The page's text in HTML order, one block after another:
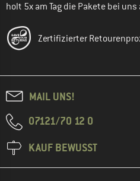
holt 5x am Tag die Pakete bei uns
Zertifizierter
MAIL UNS!
07121/70 12 0
KAUF BEWUSST